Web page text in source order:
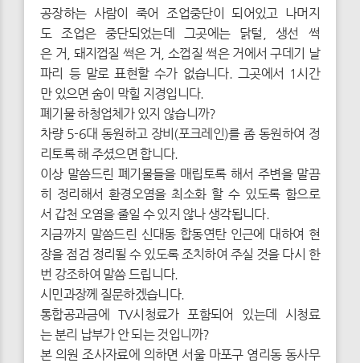
공장하는 사람이 죽어 조업중단이 되어있고 나머지
도 조업은 중단되었는데 그곳에는 닭털, 생선 썩
은 거, 돼지껍질 썩은 거, 소껍질 썩은 거에서 구데기 날
파리 등 말로 표현할 수가 없습니다. 그곳에서 1시간
만 있으면 숨이 막힐 지경입니다.
폐기물 하청업체가 있지 않습니까?
차량 5-6대 동원하고 장비(포크레인)를 좀 동원하여 정
리토록 해 주셨으면 합니다.
이상 말씀드린 폐기물들을 매립토록 해서 주변을 말끔
히 정리해서 환경오염을 최소화 할 수 있도록 함으로
서 갑천 오염을 줄일 수 있지 않나 생각됩니다.
지금까지 말씀드린 신대동 합동연탄 인근에 대하여 현
장을 점검 정리될 수 있도록 조치하여 주실 것을 다시 한
번 강조하여 말씀 드립니다.
시민과장께 질문하겠습니다.
통합공과금에 TV시청료가 포함되어 있는데 시청료
는 분리 납부가 안 되는 것입니까?
본 의원 조사자료에 의하면 서울 마포구 염리동 동사무